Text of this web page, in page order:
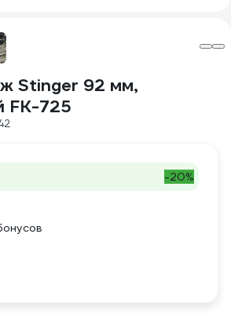
Stinger 92 мм,
FK-725
-20%